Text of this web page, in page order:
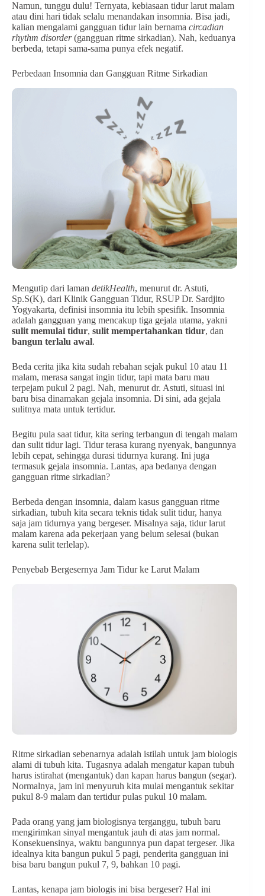
Namun, tunggu dulu! Ternyata, kebiasaan tidur larut malam
atau dini hari tidak selalu menandakan insomnia. Bisa jadi,
kalian mengalami gangguan tidur lain bernama circadian
rhythm disorder(gangguan ritme sirkadian). Nah, keduanya
berbeda, tetapi sama-sama punya efek negatif.
Perbedaan Insomnia dan Gangguan Ritme Sirkadian
Mengutip dari laman detikHealth, menurut dr. Astuti,
Sp.S(K), dari Klinik Gangguan Tidur, RSUP Dr. Sardjito
Yogyakarta, definisi insomnia itu lebih spesifik. Insomnia
adalah gangguan yang mencakup tiga gejala utama, yakni
sulit memulai tidur, sulit mempertahankan tidur, dan
bangun terlalu awal.
Beda cerita jika kita sudah rebahan sejak pukul 10 atau 11
malam, merasa sangat ingin tidur, tapi mata baru mau
terpejam pukul 2 pagi. Nah, menurut dr. Astuti, situasi ini
baru bisa dinamakan gejala insomnia. Di sini, ada gejala
sulitnya mata untuk tertidur.
Begitu pula saat tidur, kita sering terbangun di tengah malam
dan sulit tidur lagi. Tidur terasa kurang nyenyak, bangunnya
lebih cepat, sehingga durasi tidurnya kurang. Ini juga
termasuk gejala insomnia. Lantas, apa bedanya dengan
gangguan ritme sirkadian?
Berbeda dengan insomnia, dalam kasus gangguan ritme
sirkadian, tubuh kita secara teknis tidak sulit tidur, hanya
saja jam tidurnya yang bergeser. Misalnya saja, tidur larut
malam karena ada pekerjaan yang belum selesai (bukan
karena sulit terlelap).
Penyebab Bergesernya Jam Tidur ke Larut Malam
Ritme sirkadian sebenarnya adalah istilah untuk jam biologis
alami di tubuh kita. Tugasnya adalah mengatur kapan tubuh
harus istirahat (mengantuk) dan kapan harus bangun (segar).
Normalnya, jam ini menyuruh kita mulai mengantuk sekitar
pukul 8-9 malam dan tertidur pulas pukul 10 malam.
Pada orang yang jam biologisnya terganggu, tubuh baru
mengirimkan sinyal mengantuk jauh di atas jam normal.
Konsekuensinya, waktu bangunnya pun dapat tergeser. Jika
idealnya kita bangun pukul 5 pagi, penderita gangguan ini
bisa baru bangun pukul 7, 9, bahkan 10 pagi.
Lantas, kenapa jam biologis ini bisa bergeser? Hal ini